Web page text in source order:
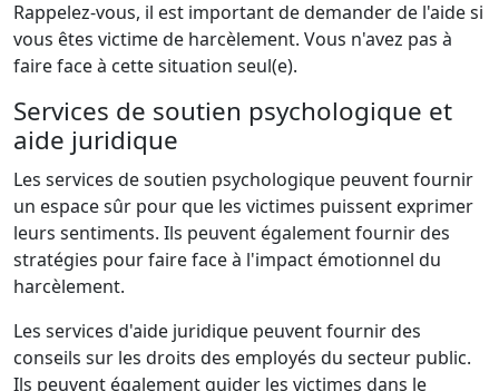
Rappelez-vous, il est important de demander de l'aide si
vous êtes victime de harcèlement. Vous n'avez pas à
faire face à cette situation seul(e).
Services de soutien psychologique et
aide juridique
Les services de soutien psychologique peuvent fournir
un espace sûr pour que les victimes puissent exprimer
leurs sentiments. Ils peuvent également fournir des
stratégies pour faire face à l'impact émotionnel du
harcèlement.
Les services d'aide juridique peuvent fournir des
conseils sur les droits des employés du secteur public.
Ils peuvent également guider les victimes dans le